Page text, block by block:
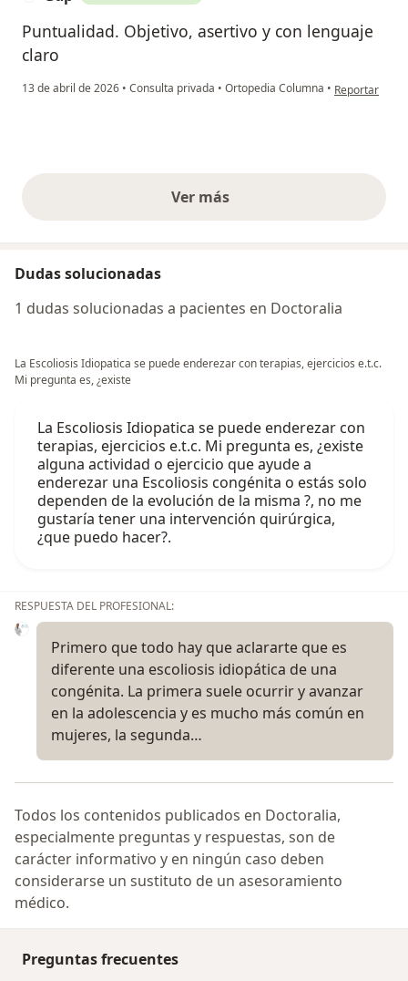
Puntualidad. Objetivo, asertivo y con lenguaje
claro
13 de abril de 2026 • Consulta privada • Ortopedia Columna • en opinión
Reportar
Ver másopiniones anteriores
Dudas solucionadas
1 dudas solucionadas a pacientes en Doctoralia
La Escoliosis Idiopatica se puede enderezar con terapias, ejercicios e.t.c.
Mi pregunta es, ¿existe
La Escoliosis Idiopatica se puede enderezar con
terapias, ejercicios e.t.c. Mi pregunta es, ¿existe
alguna actividad o ejercicio que ayude a
enderezar una Escoliosis congénita o estás solo
dependen de la evolución de la misma ?, no me
gustaría tener una intervención quirúrgica,
¿que puedo hacer?.
RESPUESTA DEL PROFESIONAL:
Primero que todo hay que aclararte que es
diferente una escoliosis idiopática de una
congénita. La primera suele ocurrir y avanzar
en la adolescencia y es mucho más común en
mujeres, la segunda…
Todos los contenidos publicados en Doctoralia,
especialmente preguntas y respuestas, son de
carácter informativo y en ningún caso deben
considerarse un sustituto de un asesoramiento
médico.
Preguntas frecuentes